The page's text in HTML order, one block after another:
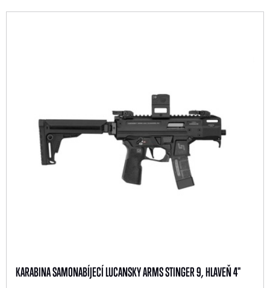
KARABINA SAMONABÍJECÍ LUCANSKY ARMS STINGER 9, HLAVEŇ 4"